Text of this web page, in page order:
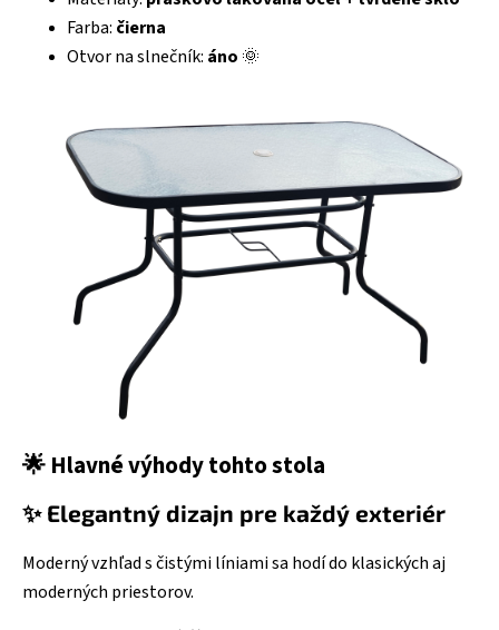
Farba: čierna
Otvor na slnečník: áno 🌞
🌟 Hlavné výhody tohto stola
✨ Elegantný dizajn pre každý exteriér
Moderný vzhľad s čistými líniami sa hodí do klasických aj
moderných priestorov.